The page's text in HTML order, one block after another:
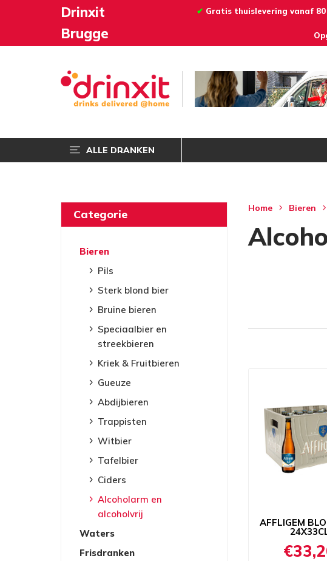
Drinxit
Brugge
✔ Gratis thuislevering vanaf
ALLE DRANKEN
Categorie
Bieren
Pils
Sterk blond bier
Bruine bieren
Speciaalbier en
streekbieren
Kriek & Fruitbieren
Gueuze
Abdijbieren
Trappisten
Witbier
Tafelbier
Ciders
Alcoholarm en
alcoholvrij
Waters
Frisdranken
Home Bieren
AFFLIGEM